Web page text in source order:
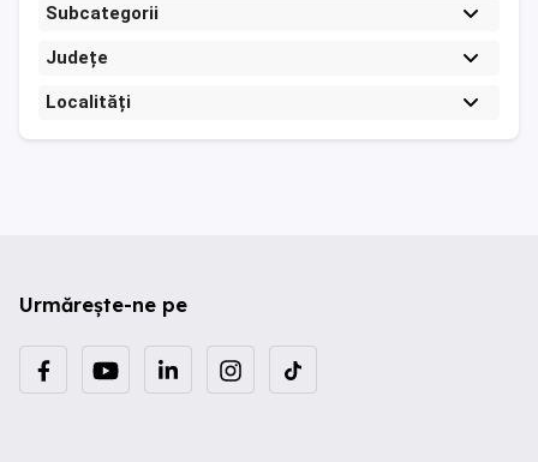
Subcategorii
Județe
Localități
Urmărește-ne pe